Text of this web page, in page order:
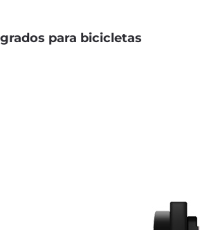
para bicicletas